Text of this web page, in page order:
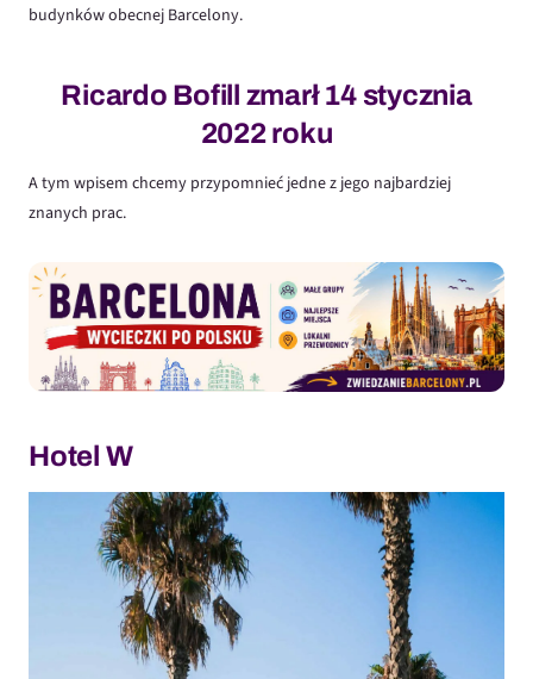
budynków obecnej Barcelony.
Ricardo Bofill zmarł 14 stycznia
2022 roku
A tym wpisem chcemy przypomnieć jedne z jego najbardziej
znanych prac.
Hotel W